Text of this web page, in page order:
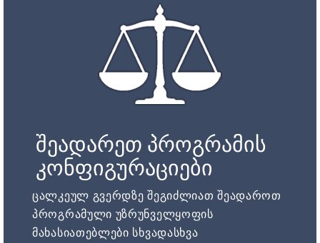
შეადარეთ პროგრამის
კონფიგურაციები
ცალკეულ გვერდზე შეგიძლიათ შეადაროთ
პროგრამული უზრუნველყოფის
მახასიათებლები სხვადასხვა